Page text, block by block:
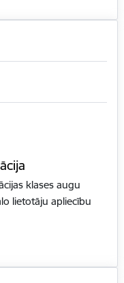
klases augu
lietotāju apliecību